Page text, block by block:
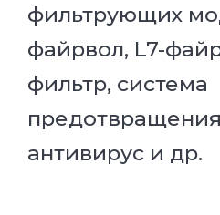
фильтрующих
файрвол, L7-
фильтр, система
антивирус и др.